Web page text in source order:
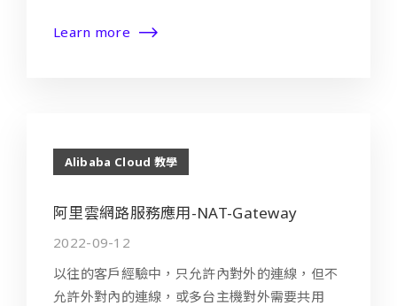
Learn more
Alibaba Cloud 教學
阿里雲網路服務應用-NAT-Gateway
2022-09-12
以往的客戶經驗中，只允許內對外的連線，但不
允許外對內的連線，或多台主機對外需要共用